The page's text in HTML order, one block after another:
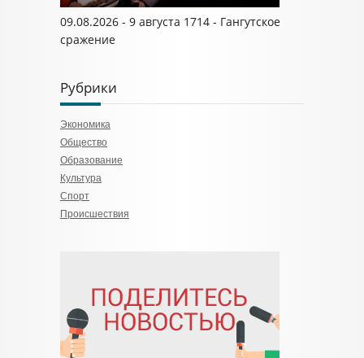
09.08.2026 - 9 августа 1714 - Гангутское
сражение
Рубрики
Экономика
Общество
Образование
Культура
Спорт
Происшествия